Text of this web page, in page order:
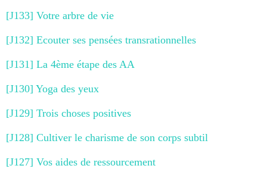
[J133] Votre arbre de vie
[J132] Ecouter ses pensées transrationnelles
[J131] La 4ème étape des AA
[J130] Yoga des yeux
[J129] Trois choses positives
[J128] Cultiver le charisme de son corps subtil
[J127] Vos aides de ressourcement